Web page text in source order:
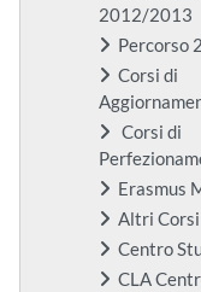
2012/2013
Percorso
Corsi di
Corsi di
Erasmus
Altri Corsi
Centro
CLA